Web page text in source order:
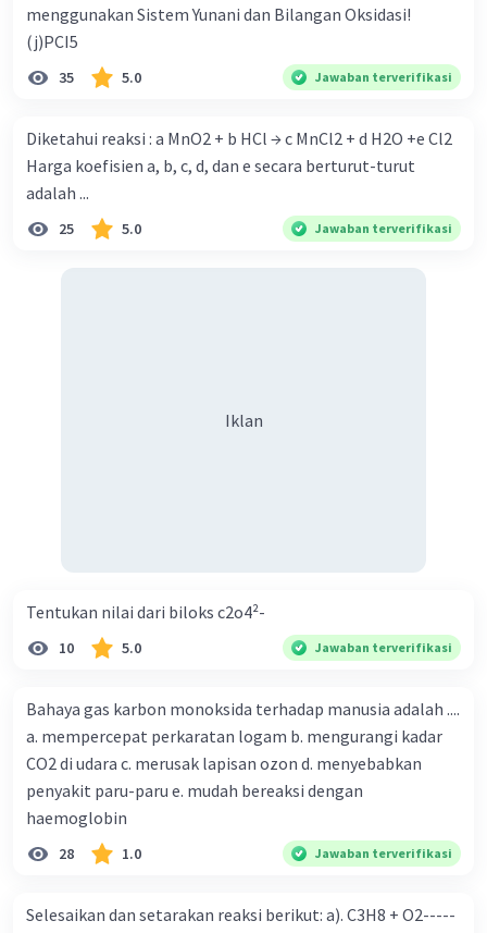
menggunakan Sistem Yunani dan Bilangan Oksidasi!
(j)PCI5
35 5.0 Jawaban terverifikasi
Diketahui reaksi : a MnO2 + b HCl → c MnCl2 + d H2O +e Cl2
Harga koefisien a, b, c, d, dan e secara berturut-turut
adalah ...
25 5.0 Jawaban terverifikasi
Iklan
Tentukan nilai dari biloks c2o4²-
10 5.0 Jawaban terverifikasi
Bahaya gas karbon monoksida terhadap manusia adalah ....
a. mempercepat perkaratan logam b. mengurangi kadar
CO2 di udara c. merusak lapisan ozon d. menyebabkan
penyakit paru-paru e. mudah bereaksi dengan
haemoglobin
28 1.0 Jawaban terverifikasi
Selesaikan dan setarakan reaksi berikut: a). C3H8 + O2-----